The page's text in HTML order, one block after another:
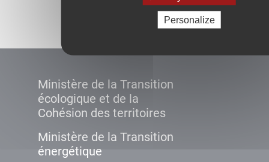
PersonalizeCréer le compte
Ministère de la Transition
écologique et de la
Cohésion des territoires
Ministère de la Transition
énergétique